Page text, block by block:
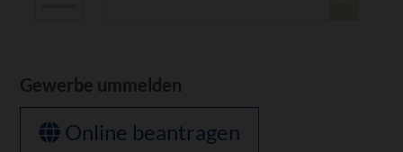
Gewerbe ummelden
Online beantragen